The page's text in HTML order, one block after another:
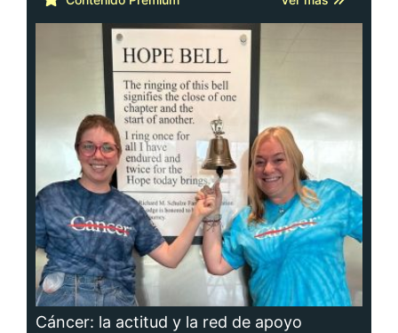
Cáncer: la actitud y la red de apoyo
importan